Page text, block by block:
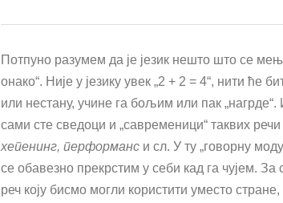
Потпуно разумем да је језик нешто што се
онако“. Није у језику увек „2 + 2 = 4“, нити ће
или нестану, учине га бољим или пак
сами сте сведоци и „савременици“ таквих речи
хепенинг, перформанс и сл. У ту „говорну
се обавезно прекрстим у себи кад га чујем.
реч коју бисмо могли користити уместо